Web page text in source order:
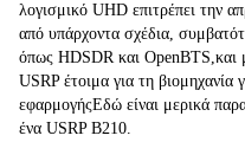
λογισμικό UHD επιτρέπει την
από υπάρχοντα σχέδια,
όπως HDSDR και OpenBTS,και
USRP έτοιμα για τη
εφαρμογήςΕδώ είναι μερικά
ένα USRP B210.